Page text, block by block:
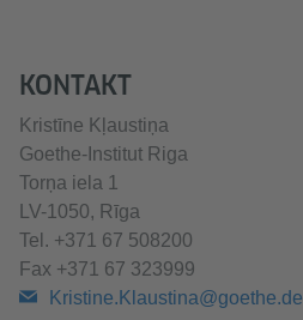
KONTAKT
Kristīne Kļaustiņa
Goethe-Institut Riga
Torņa iela 1
LV-1050, Rīga
Tel. +371 67 508200
Fax +371 67 323999
Kristine.Klaustina@goethe.de